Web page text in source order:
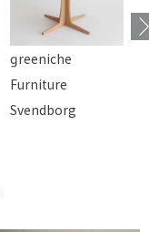
reeniche
Furniture
Svendborg